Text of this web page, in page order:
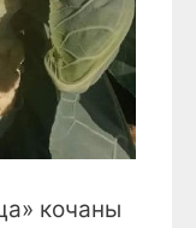
кочаны